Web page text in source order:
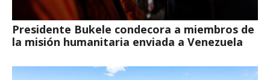
Presidente Bukele condecora a miembros de
la misión humanitaria enviada a Venezuela